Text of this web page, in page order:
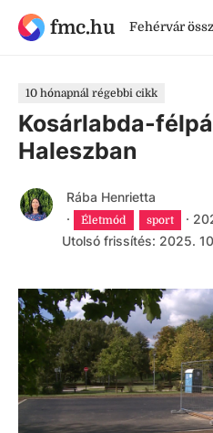
fmc.hu Fehérvár
10 hónapnál régebbi cikk
Kosárlabda-
Haleszban
Rába Henrietta
·
Életmód sport ·
Utolsó frissítés: 2025.